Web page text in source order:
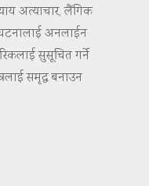
अत्याचार, लैंगिक
अनलाईन
सुसूचित गर्ने
समृद्ध बनाउन